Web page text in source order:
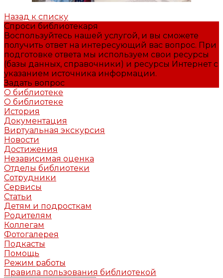
Назад к списку
Спроси библиотекаря
Воспользуйтесь нашей услугой, и вы сможете
получить ответ на интересующий вас вопрос. При
подготовке ответа мы используем свои ресурсы
(базы данных, справочники) и ресурсы Интернет с
указанием источника информации.
Задать вопрос
О библиотеке
О библиотеке
История
Документация
Виртуальная экскурсия
Новости
Достижения
Независимая оценка
Отделы библиотеки
Сотрудники
Сервисы
Статьи
Детям и подросткам
Родителям
Коллегам
Фотогалерея
Подкасты
Помощь
Режим работы
Правила пользования библиотекой